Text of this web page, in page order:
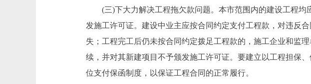
(三)下大力解决工程拖欠款问题。本市范围内的建设工程均
发施工许可证。建设中业主应按合同约定支付工程款，对违反
失；工程完工后仍未按合同约定拨足工程款的，施工企业和监
续，并对其新建项目不予颁发施工许可证。要建立以工程担保
位支付保函制度，以保证工程合同的正常履行。